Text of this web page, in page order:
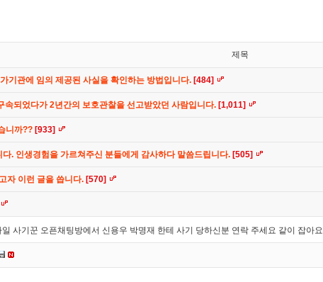
제목
기관에 임의 제공된 사실을 확인하는 방법입니다. [484]
속되었다가 2년간의 보호관찰을 선고받았던 사람입니다. [1,011]
니까?? [933]
. 인생경험을 가르쳐주신 분들에게 감사하다 말씀드립니다. [505]
자 이런 글을 씁니다. [570]
사기꾼 오픈채팅방에서 신용우 박명재 한테 사기 당하신분 연락 주세요 같이 잡아요